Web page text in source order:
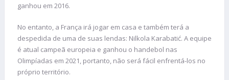
ganhou em 2016.
No entanto, a França irá jogar em casa e também terá a
despedida de uma de suas lendas: Nilkola Karabatić. A equipe
é atual campeã europeia e ganhou o handebol nas
Olimpíadas em 2021, portanto, não será fácil enfrentá-los no
próprio território.